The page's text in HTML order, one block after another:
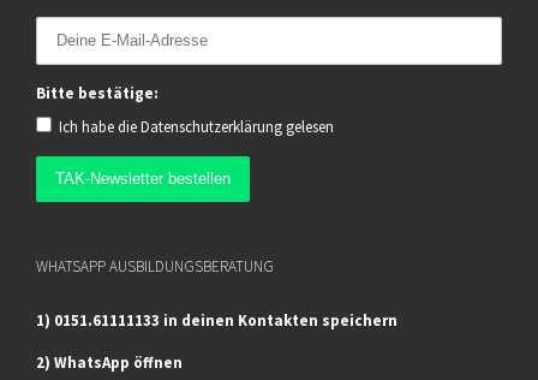
Bitte bestätige:
Ich habe dieDatenschutzerklärung gelesen
WHATSAPP AUSBILDUNGSBERATUNG
1) 0151.61111133 in deinen Kontakten speichern
2) WhatsApp öffnen